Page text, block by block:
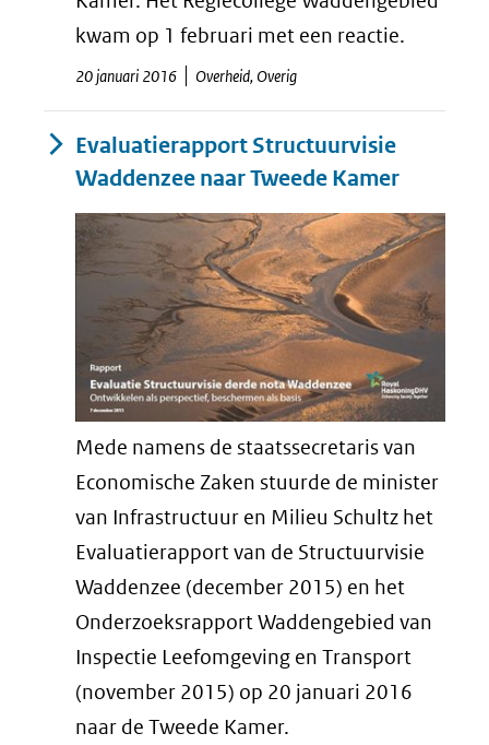
kwam op 1 februari met een reactie.
20 januari 2016 Overheid, Overig
Evaluatierapport Structuurvisie
Waddenzee naar Tweede Kamer
Mede namens de staatssecretaris van
Economische Zaken stuurde de minister
van Infrastructuur en Milieu Schultz het
Evaluatierapport van de Structuurvisie
Waddenzee (december 2015) en het
Onderzoeksrapport Waddengebied van
Inspectie Leefomgeving en Transport
(november 2015) op 20 januari 2016
naar de Tweede Kamer.